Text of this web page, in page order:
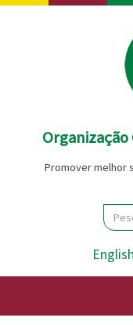
Passar
Promover melhor
English